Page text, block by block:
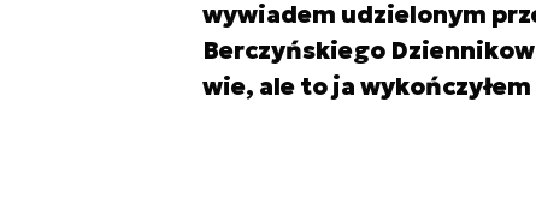
wywiadem udzielonym
Berczyńskiego
wie, ale to ja